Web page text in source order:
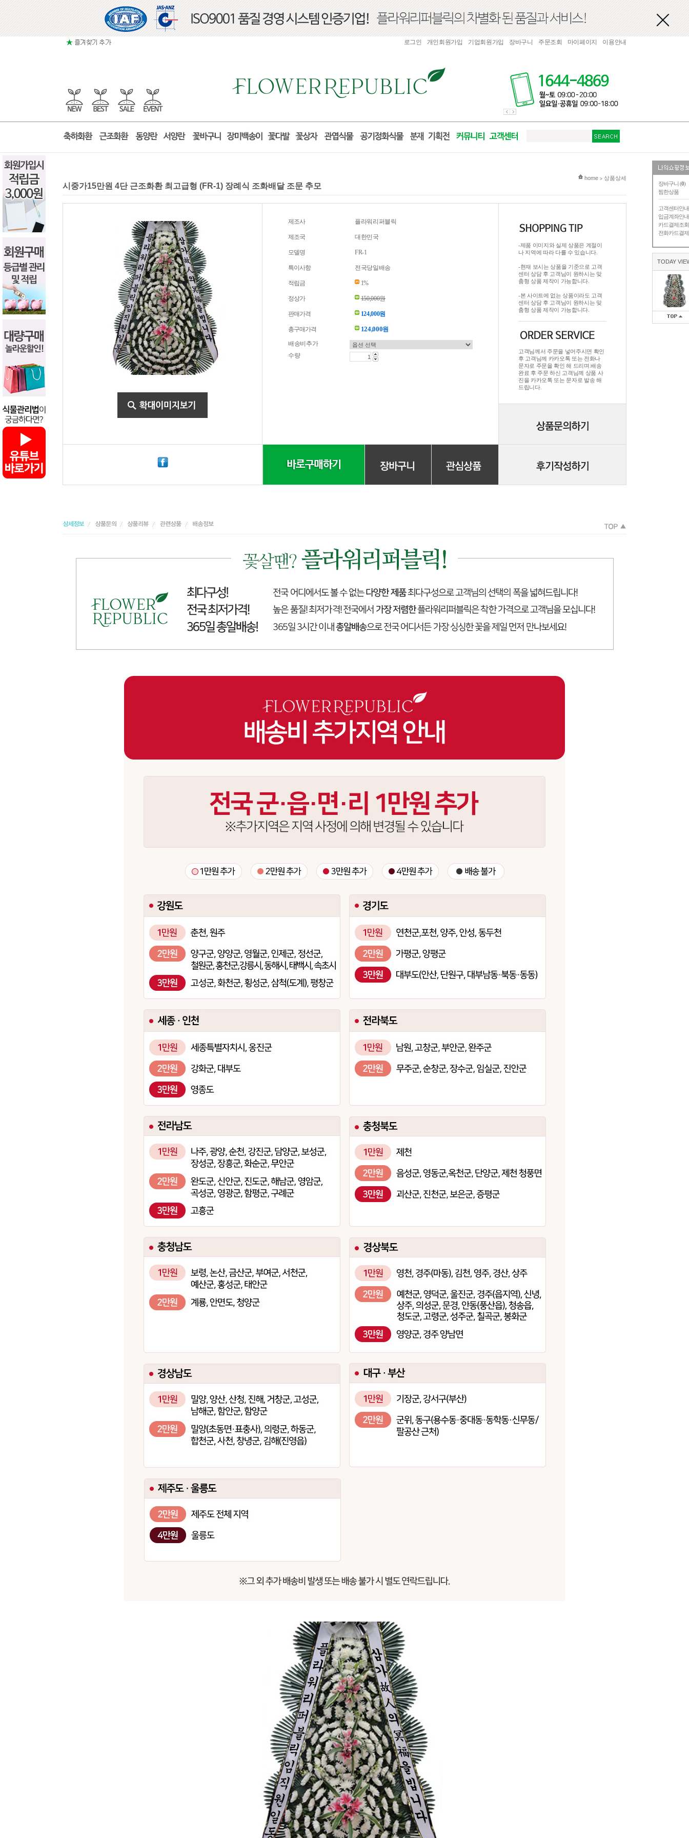
장바구니 (0)
찜한상품
고객센터안내
입금계좌안내
카드결제조회
전화카드결제
TODAY
로그인 개인회원가입 기업회원가입 장바구니 주문조회 마이페이지 이용안내
현재 위치
home > 상품상세
시중가15만원 4단 근조화환 최고급형 (FR-1) 장례식 조화배달 조문 추모
제조사 플라워리퍼블릭
제조국 대한민국
모델명 FR-1
특이사항 전국당일배송
적립금 1%
정상가 150,000원
판매가격 124,000원
총구매가격 124,000원
배송비추가
수량
-제품 이미지와 실제 상품은 계절이
나 지역에 따라 다를 수 있습니다.
-현재 보시는 상품을 기준으로 고객
센터 상담 후 고객님이 원하시는 맞
춤형 상품 제작이 가능합니다.
-본 사이트에 없는 상품이라도 고객
센터 상담 후 고객님이 원하시는 맞
춤형 상품 제작이 가능합니다.
고객님께서 주문을 넣어주시면 확인
후 고객님께 카카오톡 또는 전화나
문자로 주문을 확인 해 드리며.배송
완료 후 주문 하신 고객님께 상품 사
진을 카카오톡 또는 문자로 발송 해
드립니다.